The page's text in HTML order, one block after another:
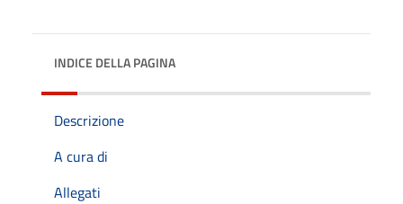
INDICE DELLA PAGINA
Descrizione
A cura di
Allegati